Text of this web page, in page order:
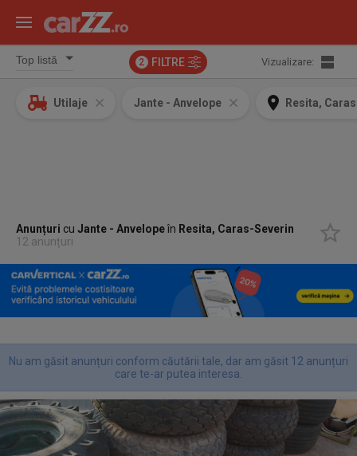
2 FILTRE Vizualizare:
Utilaje Jante - Anvelope Resita,
Anunțuri cuJante - Anvelopeîn Resita, Caras-Severin
12 anunțuri
Nu am găsit anunțuri conform căutării tale, dar am găsit 12 anunțuri
care te-ar putea interesa.